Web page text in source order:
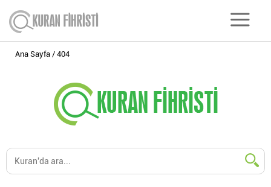
Ana Sayfa 404